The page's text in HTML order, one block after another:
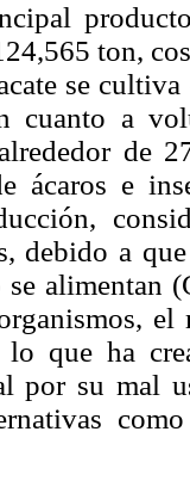
ton,
se
cuanto a
de
ácaros e
debido a
se alimentan
que ha
por su mal